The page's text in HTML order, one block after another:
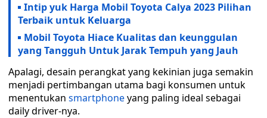
Intip yuk Harga Mobil Toyota Calya 2023 Pilihan
Terbaik untuk Keluarga
Mobil Toyota Hiace Kualitas dan keunggulan
yang Tangguh Untuk Jarak Tempuh yang Jauh
Apalagi, desain perangkat yang kekinian juga semakin
menjadi pertimbangan utama bagi konsumen untuk
menentukan smartphoneyang paling ideal sebagai
daily driver-nya.